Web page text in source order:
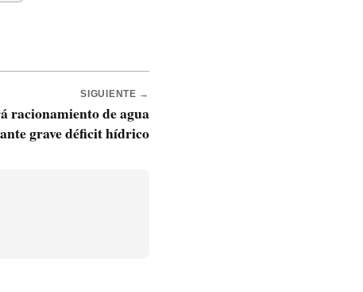
SIGUIENTE →
racionamiento de agua
grave déficit hídrico